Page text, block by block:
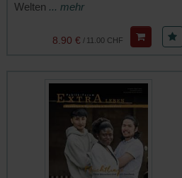
Welten ... mehr
11.00 CHF
/
8.90 €